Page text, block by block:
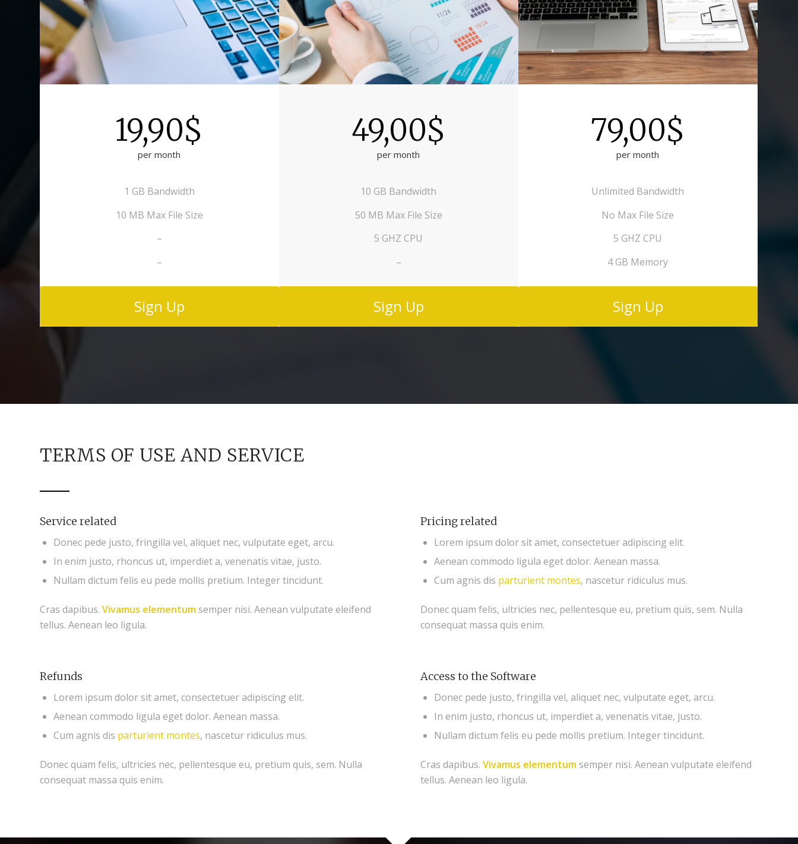
19,90$
per month
1 GB Bandwidth
10 MB Max File Size
–
–
Sign Up
49,00$
per month
10 GB Bandwidth
50 MB Max File Size
5 GHZ CPU
–
Sign Up
79,00$
per month
Unlimited Bandwidth
No Max File Size
5 GHZ CPU
4 GB Memory
Sign Up
TERMS OF USE AND SERVICE
Service related
Donec pede justo, fringilla vel, aliquet nec, vulputate eget, arcu.
In enim justo, rhoncus ut, imperdiet a, venenatis vitae, justo.
Nullam dictum felis eu pede mollis pretium. Integer tincidunt.
Cras dapibus. Vivamus elementum semper nisi. Aenean vulputate eleifend
tellus. Aenean leo ligula.
Pricing related
Lorem ipsum dolor sit amet, consectetuer adipiscing elit.
Aenean commodo ligula eget dolor. Aenean massa.
Cum agnis dis parturient montes, nascetur ridiculus mus.
Donec quam felis, ultricies nec, pellentesque eu, pretium quis, sem. Nulla
consequat massa quis enim.
Refunds
Lorem ipsum dolor sit amet, consectetuer adipiscing elit.
Aenean commodo ligula eget dolor. Aenean massa.
Cum agnis dis parturient montes, nascetur ridiculus mus.
Donec quam felis, ultricies nec, pellentesque eu, pretium quis, sem. Nulla
consequat massa quis enim.
Access to the Software
Donec pede justo, fringilla vel, aliquet nec, vulputate eget, arcu.
In enim justo, rhoncus ut, imperdiet a, venenatis vitae, justo.
Nullam dictum felis eu pede mollis pretium. Integer tincidunt.
Cras dapibus.Vivamus elementum semper nisi. Aenean vulputate eleifend
tellus. Aenean leo ligula.